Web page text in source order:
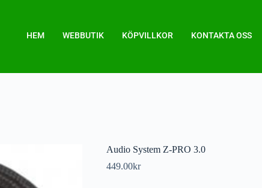
HEM WEBBUTIK KÖPVILLKOR KONTAKTA OSS
Audio System Z-PRO 3.0
449.00kr